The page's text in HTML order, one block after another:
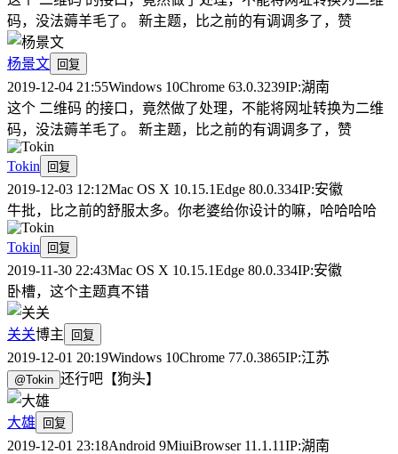
码，没法薅羊毛了。 新主题，比之前的有调调多了，赞
杨景文 回复
2019-12-04 21:55Windows 10Chrome 63.0.3239IP:湖南
这个 二维码 的接口，竟然做了处理，不能将网址转换为二维
码，没法薅羊毛了。 新主题，比之前的有调调多了，赞
Tokin 回复
2019-12-03 12:12Mac OS X 10.15.1Edge 80.0.334IP:安徽
牛批，比之前的舒服太多。你老婆给你设计的嘛，哈哈哈哈
Tokin 回复
2019-11-30 22:43Mac OS X 10.15.1Edge 80.0.334IP:安徽
卧槽，这个主题真不错
关关博主 回复
2019-12-01 20:19Windows 10Chrome 77.0.3865IP:江苏
@Tokin 还行吧【狗头】
大雄 回复
2019-12-01 23:18Android 9MiuiBrowser 11.1.11IP:湖南